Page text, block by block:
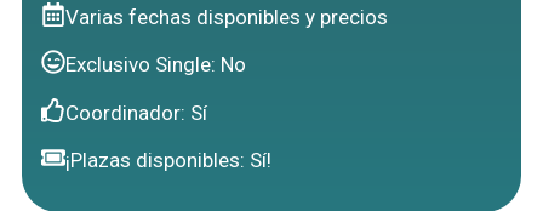
Varias fechas disponibles y precios
Exclusivo Single: No
Coordinador: Sí
¡Plazas disponibles: Sí!